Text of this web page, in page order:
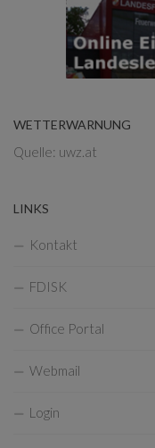
WETTERWARNUNG
Quelle: uwz.at
LINKS
Kontakt
FDISK
Office Portal
Webmail
Login